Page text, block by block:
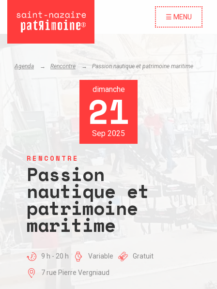
☰ MENU
Agenda Rencontre Passion nautique et patrimoine maritime
dimanche
21
Sep 2025
RENCONTRE
Passion
nautique et
patrimoine
maritime
9 h - 20 h Variable Gratuit
7 rue Pierre Vergniaud